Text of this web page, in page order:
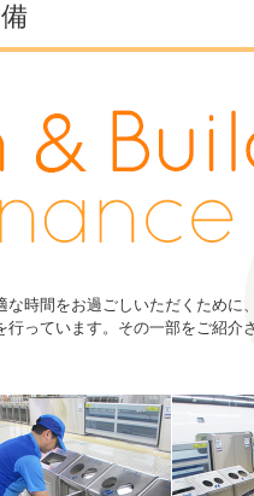
時間をお過ごしいただくために
っています。その一部をご紹介